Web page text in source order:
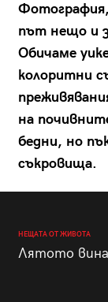
път нещо и
Обичаме
колоритни
на
бедни, но
съкровища.
НЕЩАТА ОТ ЖИВОТА
Лятото